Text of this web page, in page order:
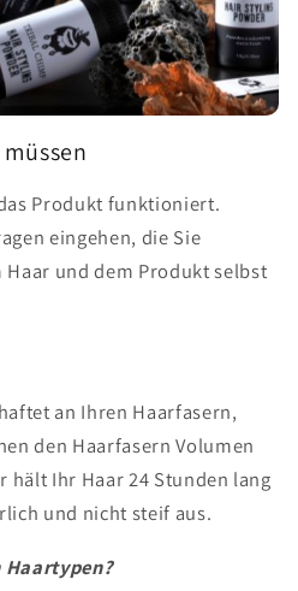
Produkt funktioniert.
eingehen, die Sie
und dem Produkt selbst
an Ihren Haarfasern,
den Haarfasern Volumen
hält Ihr Haar 24 Stunden lang
und nicht steif aus.